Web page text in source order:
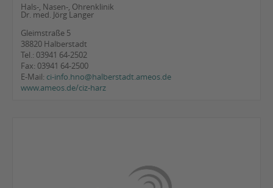
Hals-, Nasen-, Ohrenklinik
Dr. med. Jörg Langer
Gleimstraße 5
38820 Halberstadt
Tel.: 03941 64-2502
Fax: 03941 64-2500
E-Mail: ci-info.hno@halberstadt.ameos.de
www.ameos.de/ciz-harz